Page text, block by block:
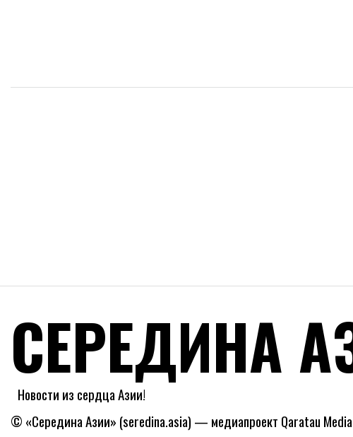
СЕРЕДИНА
Новости из сердца Азии!
© «Середина Азии» (seredina.asia) — медиапроект Qaratau